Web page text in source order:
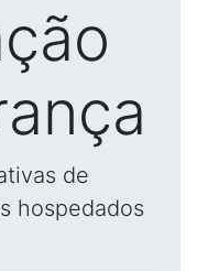
de
hospedados